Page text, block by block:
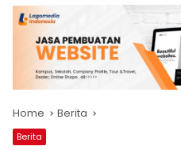
Home Berita
Berita